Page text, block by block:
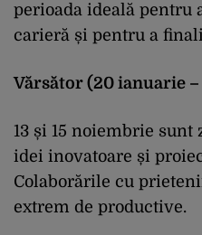
perioada ideală pentru
carieră și pentru a
Vărsător (20 ianuarie –
13 și 15 noiembrie
idei inovatoare și
Colaborările cu
extrem de productive.